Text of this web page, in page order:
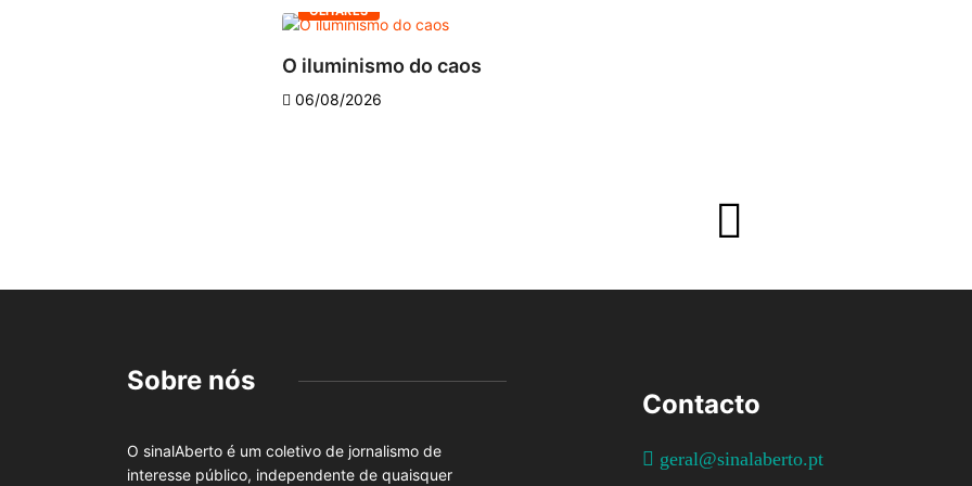
OLHARES
O iluminismo do caos
06/08/2026
Sobre nós
O sinalAberto é um coletivo de jornalismo de
interesse público, independente de quaisquer
Contacto
geral@sinalaberto.pt